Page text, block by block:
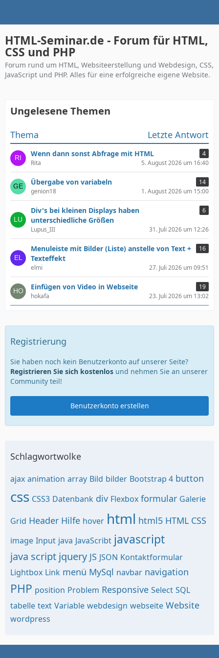
HTML-Seminar.de - Forum für HTML,
CSS und PHP
Forum rund um HTML, Websiteerstellung und Webdesign, CSS,
JavaScript und PHP. Alles für eine erfolgreiche eigene Website.
Ungelesene Themen
Thema Letzte Antwort
Wenn dann sonst Abfrage mit HTML
4
Rita
5. August 2026 um 16:40
Übergabe von variabeln
14
genion18
1. August 2026 um 15:00
Div's bei kleinen Displays haben
unterschiedliche Größen
6
Lupus_III 31. Juli 2026 um 12:26
Menuleiste mit Bilder (Liste) anstelle von Text +
Texteffekt
16
elmi 27. Juli 2026 um 09:51
Einfügen von Video in Webseite
19
hokafa
23. Juli 2026 um 13:02
Registrierung
Sie haben noch kein Benutzerkonto auf unserer Seite?
Registrieren Sie sich kostenlos und nehmen Sie an unserer
Community teil!
Benutzerkonto erstellen
Schlagwortwolke
ajax animation array Bild bilder Bootstrap 4 button
css CSS3 Datenbank div Flexbox formular Galerie
Grid Header Hilfe hover html html5 HTML CSS
image Input java JavaScribt javascript
java script jquery JS JSON Kontaktformular
Lightbox Link menü MySql navbar navigation
PHP position Problem Responsive Select SQL
tabelle text Variable webdesign webseite Website
wordpress